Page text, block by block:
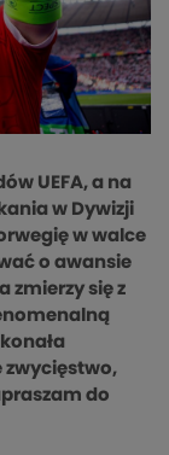
UEFA, a na
w Dywizji
w walce
o awansie
zmierzy się z
zwycięstwo,
do